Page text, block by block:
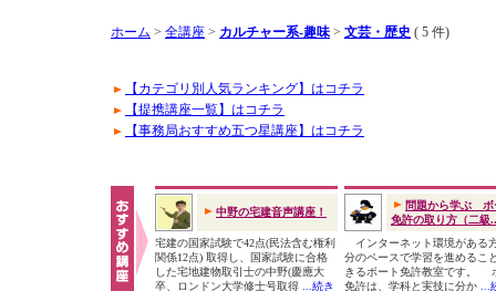
ホーム > 全講座 > カルチャー系-趣味> 文芸・歴史 ( 5 件)
【カテゴリ別人気ランキング】はコチラ
【提携講座一覧】はコチラ
【事務局おすすめ五つ星講座】はコチラ
中野の宅建音声講座！
宅建の国家試験で42点(民法含む権利
関係12点) 取得し、国家試験に合格
した宅地建物取引士の中野(慶應大
卒、ロンドン大学修士号取得
...続き
問題から学ぶ ボ
免許の取り方（二級
インターネット環境がある
分のペースで学習を進めるこ
きるボート免許教室です。
免許は、学科と実技に分か